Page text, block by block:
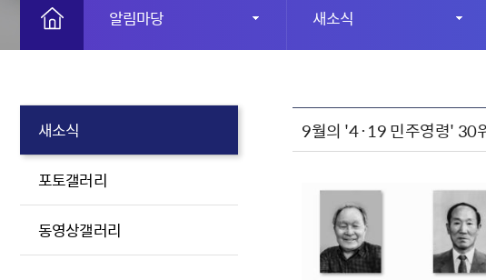
알림마당 새소식
새소식
포토갤러리
동영상갤러리
9월의 '4·19 민주영령' 30